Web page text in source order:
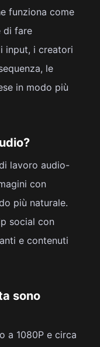
funziona come
di fare
input, i creatori
le
in modo più
lavoro audio-
con
più naturale.
social con
e contenuti
sono
a 1080P e circa